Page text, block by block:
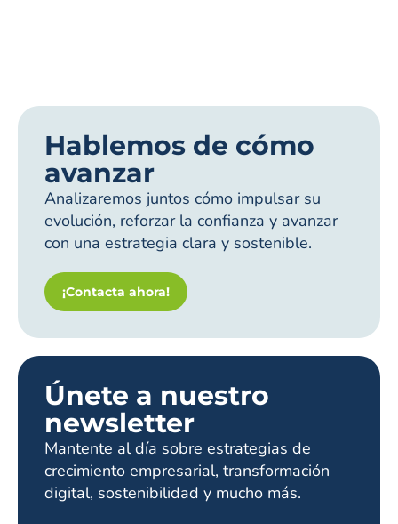
Hablemos de cómo
avanzar
Analizaremos juntos cómo impulsar su
evolución, reforzar la confianza y avanzar
con una estrategia clara y sostenible.
¡Contacta ahora!
Únete a nuestro
newsletter
Mantente al día sobre estrategias de
crecimiento empresarial, transformación
digital, sostenibilidad y mucho más.